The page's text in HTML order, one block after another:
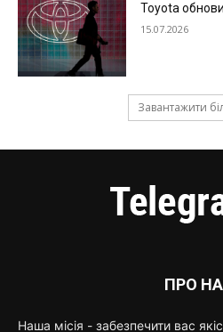
Toyota
15.07.2026
Завантажити
ПРО
Наша місія - забезпечити вас